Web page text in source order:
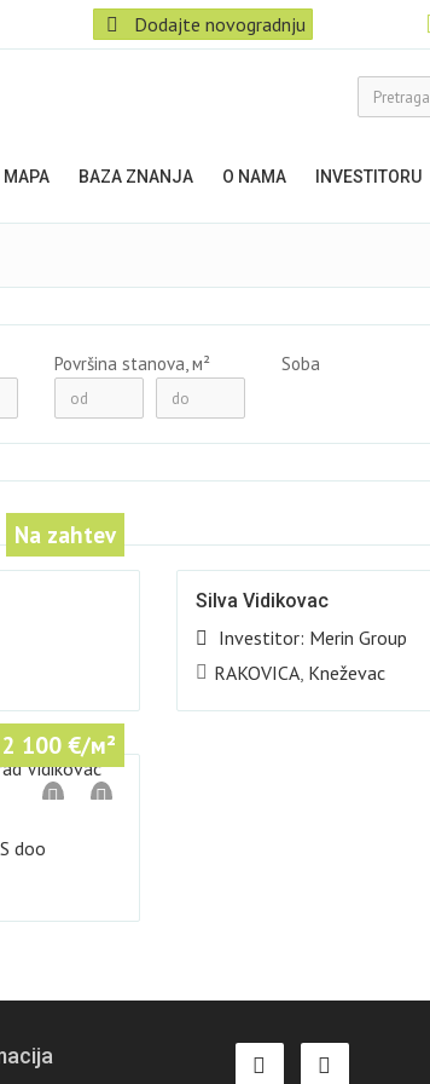
Dodajte novogradnju
Pretraga...
MAPA BAZA ZNANJA O NAMA INVESTITORU
Površina stanova, м² Soba
Na zahtev
Silva Vidikovac
Investitor: Merin Group
RAKOVICA, Kneževac
100 €/м²
doo